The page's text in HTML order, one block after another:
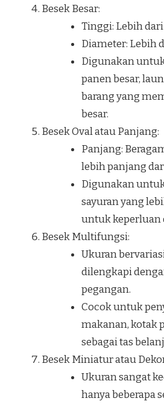
Besek Besar:
Tinggi: Lebih
Diameter: Lebih
Digunakan
panen besar,
barang yang
besar.
Besek Oval atau Panjang:
Panjang:
lebih panjang
Digunakan
sayuran yang
untuk keperluan
Besek Multifungsi:
Ukuran
dilengkapi
pegangan.
Cocok untuk
makanan, kotak
sebagai tas
Besek Miniatur atau
Ukuran sangat
hanya beberapa